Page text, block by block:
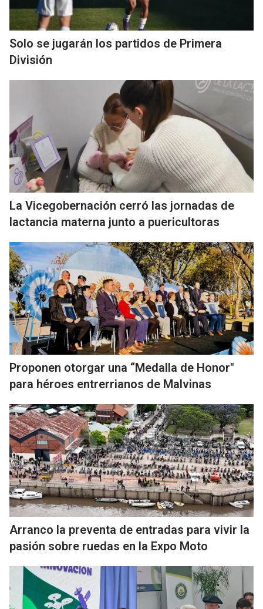
Solo se jugarán los partidos de Primera
División
La Vicegobernación cerró las jornadas de
lactancia materna junto a puericultoras
Proponen otorgar una “Medalla de Honor"
para héroes entrerrianos de Malvinas
Arranco la preventa de entradas para vivir la
pasión sobre ruedas en la Expo Moto